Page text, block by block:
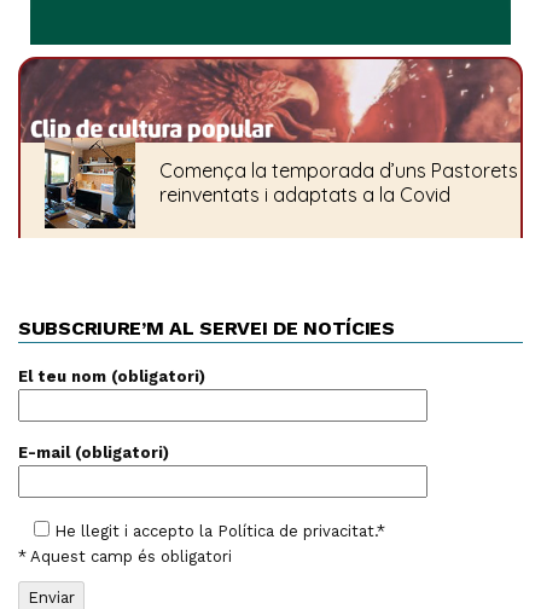
SUBSCRIURE’M AL SERVEI DE NOTÍCIES
El teu nom (obligatori)
E-mail (obligatori)
He llegit i accepto la Política de privacitat.*
* Aquest camp és obligatori